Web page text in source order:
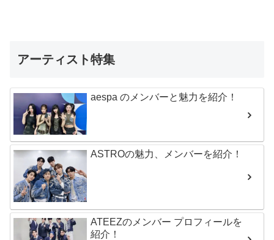
アーティスト特集
aespa のメンバーと魅力を紹介！
ASTROの魅力、メンバーを紹介！
ATEEZのメンバー プロフィールを
紹介！